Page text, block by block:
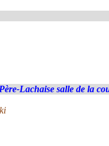
Lachaise salle de la